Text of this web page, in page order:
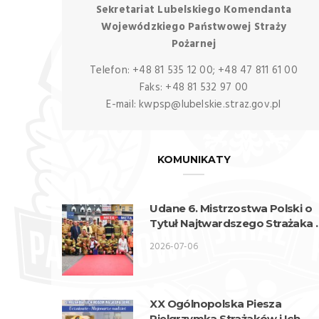
Sekretariat Lubelskiego Komendanta
Wojewódzkiego Państwowej Straży
Pożarnej
Telefon: +48 81 535 12 00; +48 47 811 61 00
Faks: +48 81 532 97 00
E-mail: kwpsp@lubelskie.straz.gov.pl
KOMUNIKATY
Udane 6. Mistrzostwa Polski o
Tytuł Najtwardszego Strażaka
2026-07-06
XX Ogólnopolska Piesza